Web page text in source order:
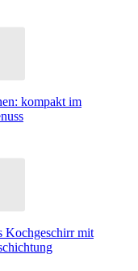
kompakt im
Kochgeschirr mit